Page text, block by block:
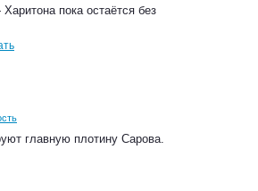
пока остаётся без
главную плотину Сарова.